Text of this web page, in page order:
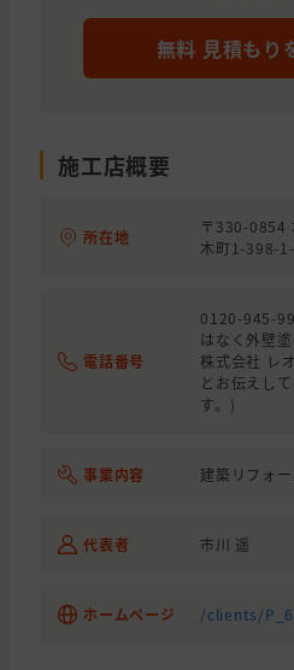
無料 見積もり
施工店概要
所在地
〒330-0854
木町1-398-
電話番号
0120-945-
はなく外壁
株式会社 レ
とお伝えし
す。)
事業内容 建築リフォー
代表者 市川 遥
ホームページ /clients/